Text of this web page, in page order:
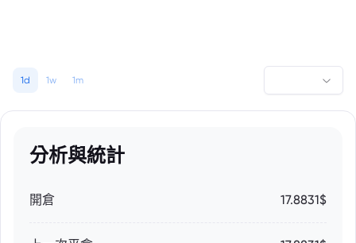
1d 1w 1m
分析與統計
開倉 17.8831$